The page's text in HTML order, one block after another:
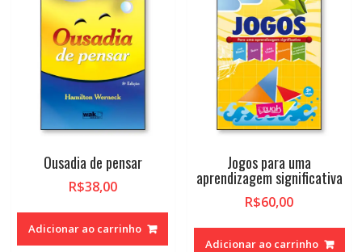
Ousadia de pensar
R$38,00
Adicionar ao carrinho
Jogos para uma
aprendizagem significativa
R$60,00
Adicionar ao carrinho